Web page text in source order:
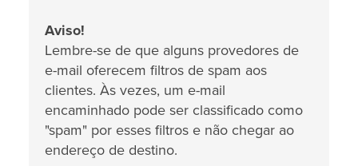
Aviso!
Lembre-se de que alguns provedores de
e-mail oferecem filtros de spam aos
clientes. Às vezes, um e-mail
encaminhado pode ser classificado como
"spam" por esses filtros e não chegar ao
endereço de destino.